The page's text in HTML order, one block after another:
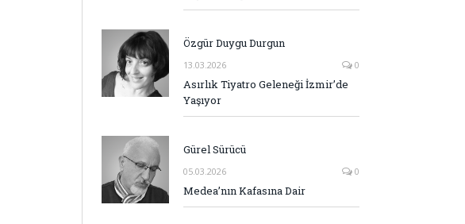
Özgür Duygu Durgun
13.03.2026 0
Asırlık Tiyatro Geleneği İzmir’de
Yaşıyor
Gürel Sürücü
05.03.2026 0
Medea’nın Kafasına Dair